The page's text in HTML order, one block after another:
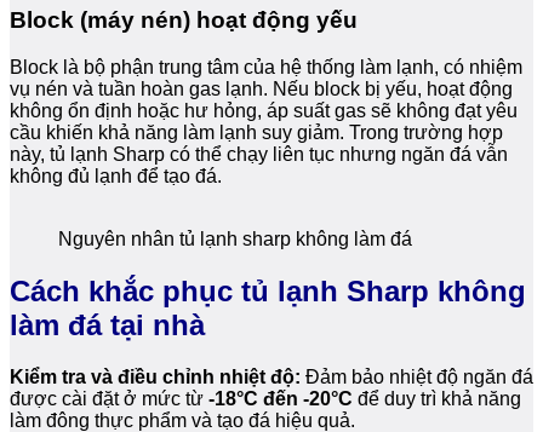
Block (máy nén) hoạt động yếu
Block là bộ phận trung tâm của hệ thống làm lạnh, có nhiệm
vụ nén và tuần hoàn gas lạnh. Nếu block bị yếu, hoạt động
không ổn định hoặc hư hỏng, áp suất gas sẽ không đạt yêu
cầu khiến khả năng làm lạnh suy giảm. Trong trường hợp
này, tủ lạnh Sharp có thể chạy liên tục nhưng ngăn đá vẫn
không đủ lạnh để tạo đá.
Nguyên nhân tủ lạnh sharp không làm đá
Cách khắc phục tủ lạnh Sharp không
làm đá tại nhà
Kiểm tra và điều chỉnh nhiệt độ: Đảm bảo nhiệt độ ngăn đá
được cài đặt ở mức từ -18°C đến -20°C để duy trì khả năng
làm đông thực phẩm và tạo đá hiệu quả.